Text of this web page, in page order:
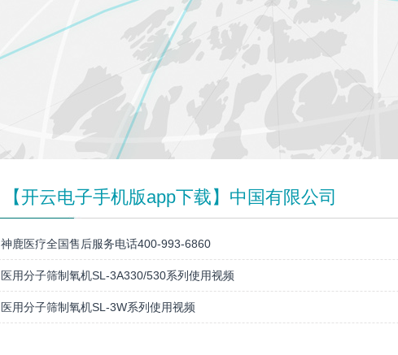
【开云电子手机版app下载】中国有限公司
神鹿医疗全国售后服务电话400-993-6860
医用分子筛制氧机SL-3A330/530系列使用视频
医用分子筛制氧机SL-3W系列使用视频